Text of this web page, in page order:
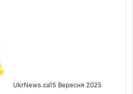
UkrNews.ca15 Вересня 2025